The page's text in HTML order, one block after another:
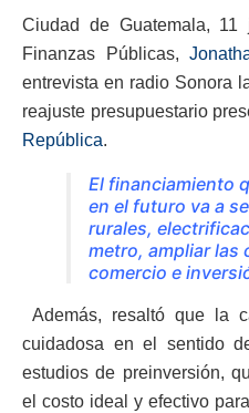
Ciudad de Guatemala,
Finanzas Públicas,
entrevista en radio Sonora
reajuste presupuestario
República.
El financiamiento
en el futuro va a
rurales,
metro, ampliar las
comercio e
Además, resaltó que la
cuidadosa en el sentido
estudios de preinversión,
el costo ideal y efectivo